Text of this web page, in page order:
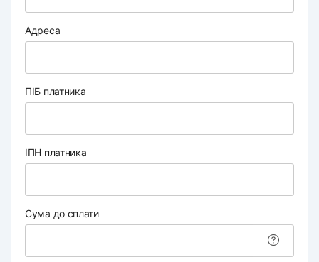
Адреса
ПІБ платника
ІПН платника
Сума до сплати